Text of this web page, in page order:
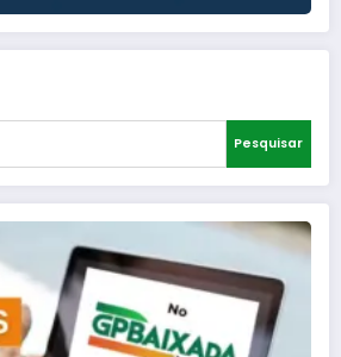
Pesquisar